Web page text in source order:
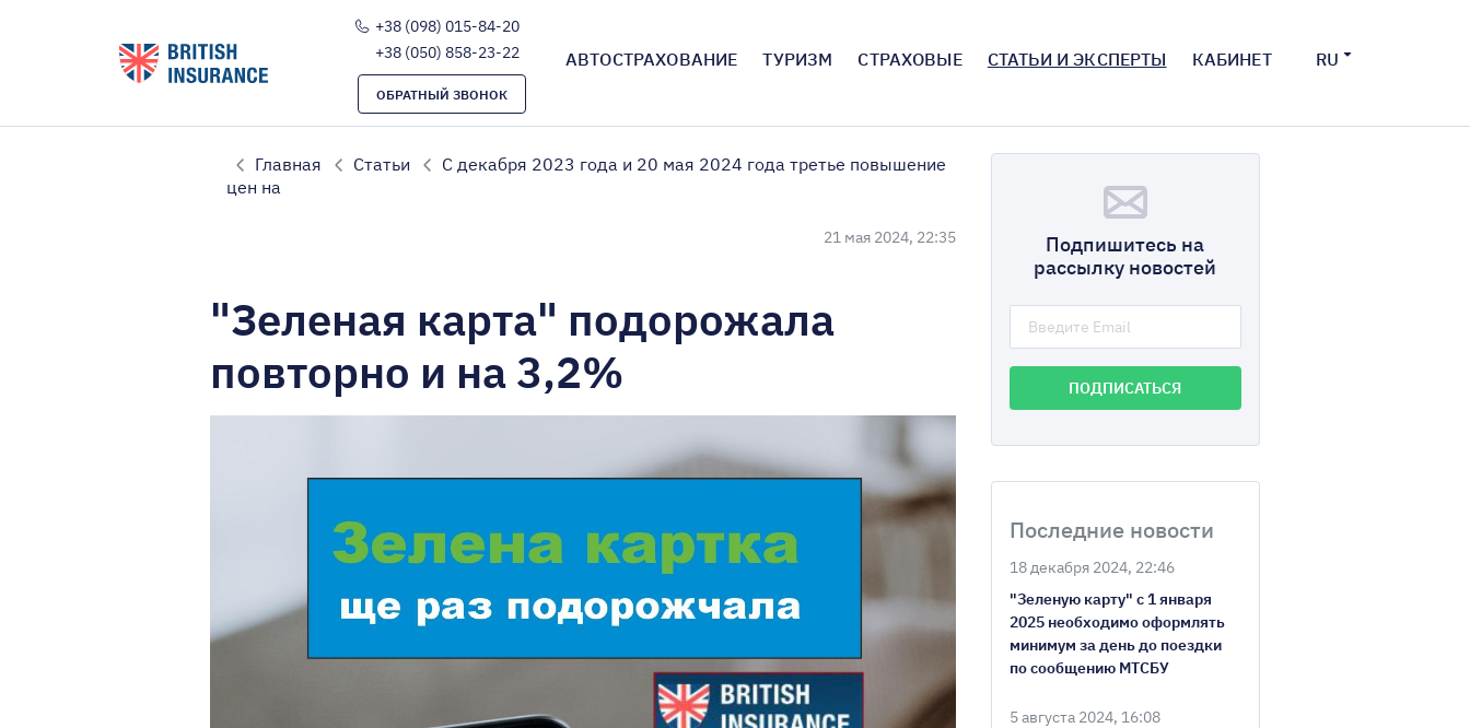
АВТОСТРАХОВАНИЕ ТУРИЗМ СТРАХОВЫЕ СТАТЬИ И ЭКСПЕРТЫ КАБИНЕТ RU
+38 (098) 015-84-20
+38 (050) 858-23-22
ОБРАТНЫЙ ЗВОНОК
Главная Статьи
С декабря 2023 года и 20 мая 2024 года третье повышение
цен на
21 мая 2024, 22:35
"Зеленая карта" подорожала
повторно и на 3,2%
Подпишитесь на
рассылку новостей
Последние новости
18 декабря 2024, 22:46
"Зеленую карту" с 1 января
2025 необходимо оформлять
минимум за день до поездки
по сообщению МТСБУ
5 августа 2024, 16:08